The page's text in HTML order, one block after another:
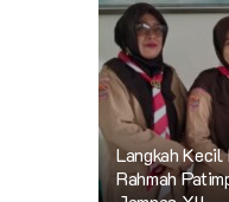
Langkah
Rahmah